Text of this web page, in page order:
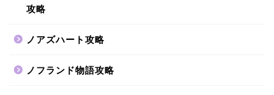
攻略
ノアズハート攻略
ノフランド物語攻略